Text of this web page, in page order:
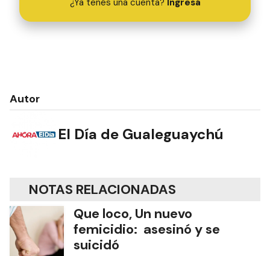
Autor
El Día de Gualeguaychú
NOTAS RELACIONADAS
Que loco, Un nuevo
femicidio: asesinó y se
suicidó